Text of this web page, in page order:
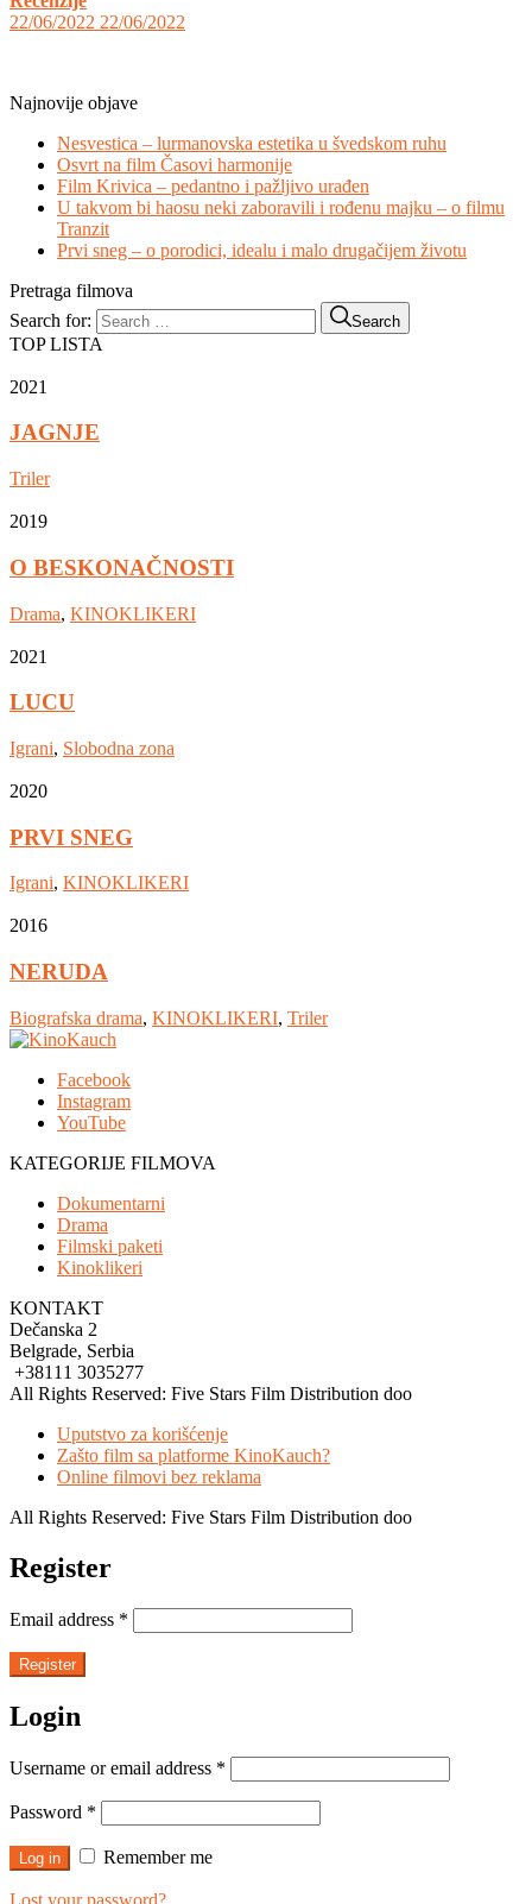
22/06/2022 22/06/2022
Najnovije objave
Nesvestica – lurmanovska estetika u švedskom ruhu
Osvrt na film Časovi harmonije
Film Krivica – pedantno i pažljivo urađen
U takvom bi haosu neki zaboravili i rođenu majku – o filmu
Tranzit
Prvi sneg – o porodici, idealu i malo drugačijem životu
Pretraga filmova
Search for:
Search
TOP LISTA
2021
JAGNJE
Triler
2019
O BESKONAČNOSTI
Drama, KINOKLIKERI
2021
LUCU
Igrani, Slobodna zona
2020
PRVI SNEG
Igrani, KINOKLIKERI
2016
NERUDA
Biografska drama, KINOKLIKERI, Triler
Facebook
Instagram
YouTube
KATEGORIJE FILMOVA
Dokumentarni
Drama
Filmski paketi
Kinoklikeri
KONTAKT
Dečanska 2
Belgrade, Serbia
+38111 3035277
All Rights Reserved: Five Stars Film Distribution doo
Uputstvo za korišćenje
Zašto film sa platforme KinoKauch?
Online filmovi bez reklama
All Rights Reserved: Five Stars Film Distribution doo
Register
Email address *
Register
Login
Username or email address *
Password *
Log in Remember me
Lost your password?